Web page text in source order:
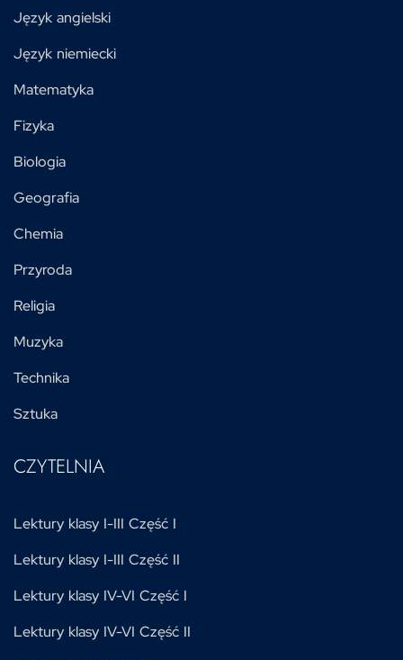
Język angielski
Język niemiecki
Matematyka
Fizyka
Biologia
Geografia
Chemia
Przyroda
Religia
Muzyka
Technika
Sztuka
CZYTELNIA
Lektury klasy I-III Część I
Lektury klasy I-III Część II
Lektury klasy IV-VI Część I
Lektury klasy IV-VI Część II